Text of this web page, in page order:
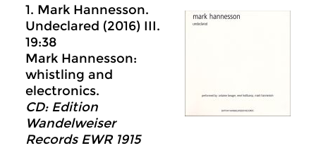
1. Mark Hannesson.
Undeclared (2016) III.
19:38
Mark Hannesson:
whistling and
electronics.
CD: Edition
Wandelweiser
Records EWR 1915